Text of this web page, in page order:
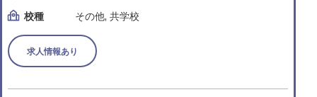
校種
その他, 共学校
求人情報あり